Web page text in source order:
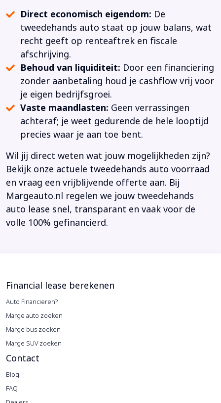
Direct economisch eigendom: De
tweedehands auto staat op jouw balans, wat
recht geeft op renteaftrek en fiscale
afschrijving.
Behoud van liquiditeit: Door een financiering
zonder aanbetaling houd je cashflow vrij voor
je eigen bedrijfsgroei.
Vaste maandlasten: Geen verrassingen
achteraf; je weet gedurende de hele looptijd
precies waar je aan toe bent.
Wil jij direct weten wat jouw mogelijkheden zijn?
Bekijk onze actuele tweedehands auto voorraad
en vraag een vrijblijvende offerte aan. Bij
Margeauto.nl regelen we jouw tweedehands
auto lease snel, transparant en vaak voor de
volle 100% gefinancierd.
Financial lease berekenen
Auto Financieren?
Marge auto zoeken
Marge bus zoeken
Marge SUV zoeken
Contact
Blog
FAQ